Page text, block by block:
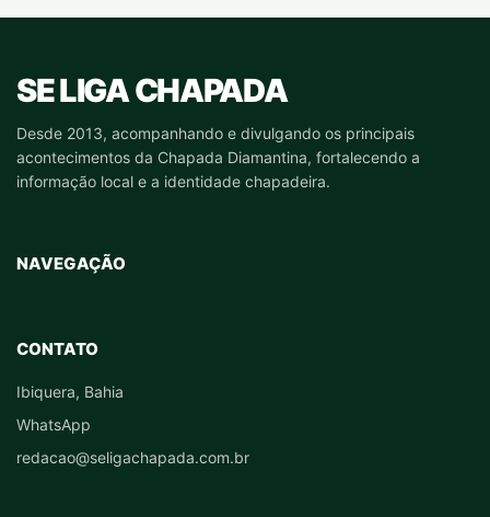
SE LIGA CHAPADA
Desde 2013, acompanhando e divulgando os principais
acontecimentos da Chapada Diamantina, fortalecendo a
informação local e a identidade chapadeira.
NAVEGAÇÃO
CONTATO
Ibiquera, Bahia
WhatsApp
redacao@seligachapada.com.br